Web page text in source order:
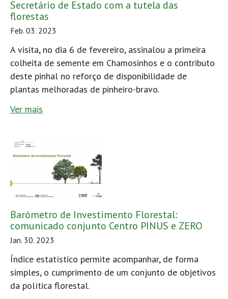
Secretário de Estado com a tutela das
florestas
Feb. 03. 2023
A visita, no dia 6 de fevereiro, assinalou a primeira
colheita de semente em Chamosinhos e o contributo
deste pinhal no reforço de disponibilidade de
plantas melhoradas de pinheiro-bravo.
Ver mais
Barómetro de Investimento Florestal:
comunicado conjunto Centro PINUS e ZERO
Jan. 30. 2023
Índice estatístico permite acompanhar, de forma
simples, o cumprimento de um conjunto de objetivos
da política florestal.